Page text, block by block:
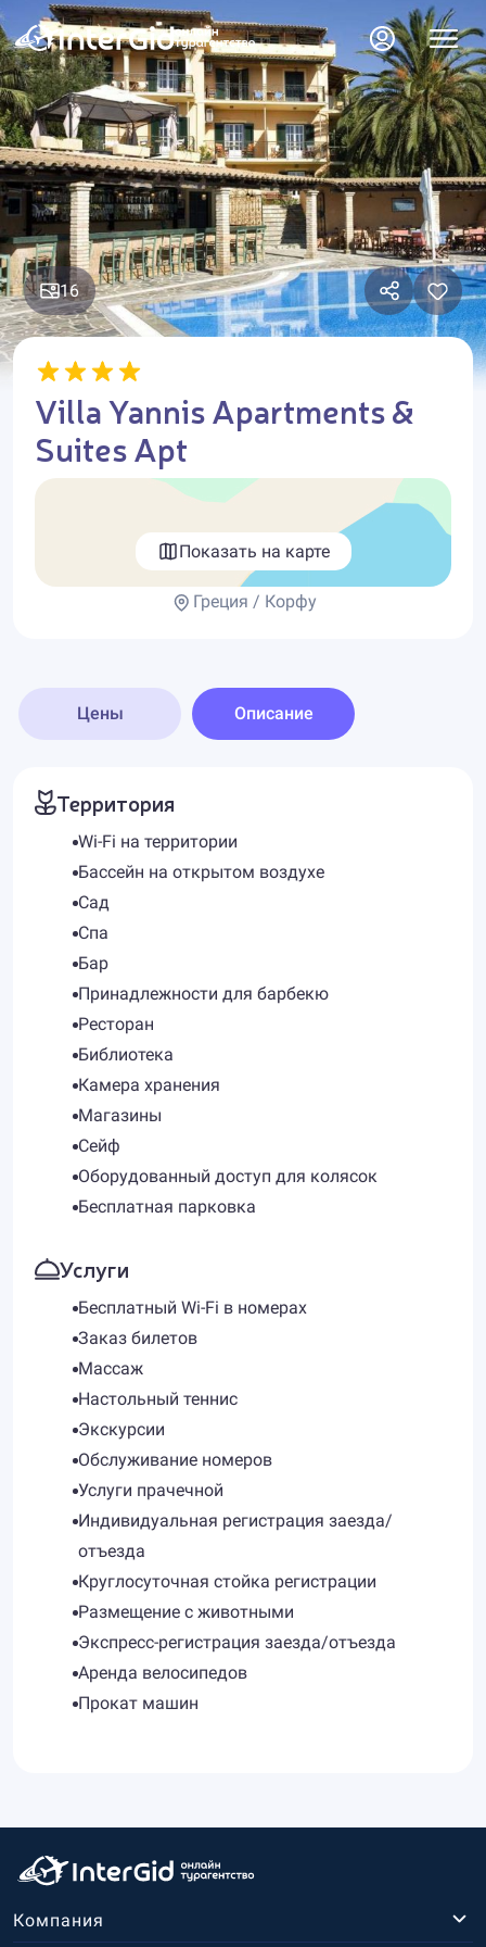
16
Villa Yannis Apartments &
Suites Apt
Показать на карте
Греция / Корфу
Цены Описание
Территория
Wi-Fi на территории
Бассейн на открытом воздухе
Сад
Спа
Бар
Принадлежности для барбекю
Ресторан
Библиотека
Камера хранения
Магазины
Сейф
Оборудованный доступ для колясок
Бесплатная парковка
Услуги
Бесплатный Wi-Fi в номерах
Заказ билетов
Массаж
Настольный теннис
Экскурсии
Обслуживание номеров
Услуги прачечной
Индивидуальная регистрация заезда/
отъезда
Круглосуточная стойка регистрации
Размещение с животными
Экспресс-регистрация заезда/отъезда
Аренда велосипедов
Прокат машин
Компания